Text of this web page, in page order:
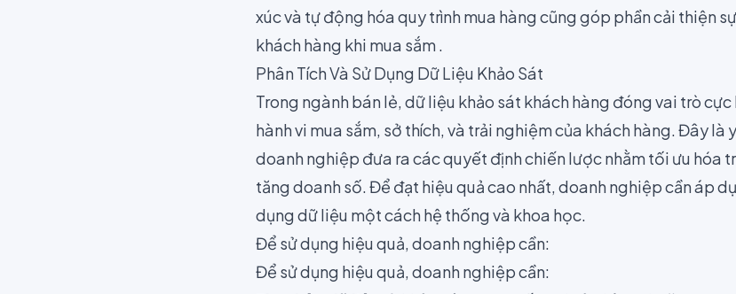
xúc và tự động hóa quy trình mua hàng cũng góp phần cải thiện
khách hàng khi mua sắm .
Phân Tích Và Sử Dụng Dữ Liệu Khảo Sát
Trong ngành bán lẻ, dữ liệu khảo sát khách hàng đóng vai trò
hành vi mua sắm, sở thích, và trải nghiệm của khách hàng. Đây
doanh nghiệp đưa ra các quyết định chiến lược nhằm tối ưu hóa
tăng doanh số. Để đạt hiệu quả cao nhất, doanh nghiệp cần áp
dụng dữ liệu một cách hệ thống và khoa học.
Để sử dụng hiệu quả, doanh nghiệp cần:
Để sử dụng hiệu quả, doanh nghiệp cần: